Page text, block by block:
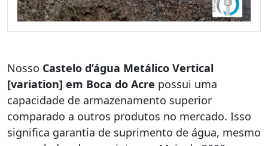
Nosso Castelo d’água Metálico Vertical
[variation] em Boca do Acre possui uma
capacidade de armazenamento superior
comparado a outros produtos no mercado. Isso
significa garantia de suprimento de água, mesmo